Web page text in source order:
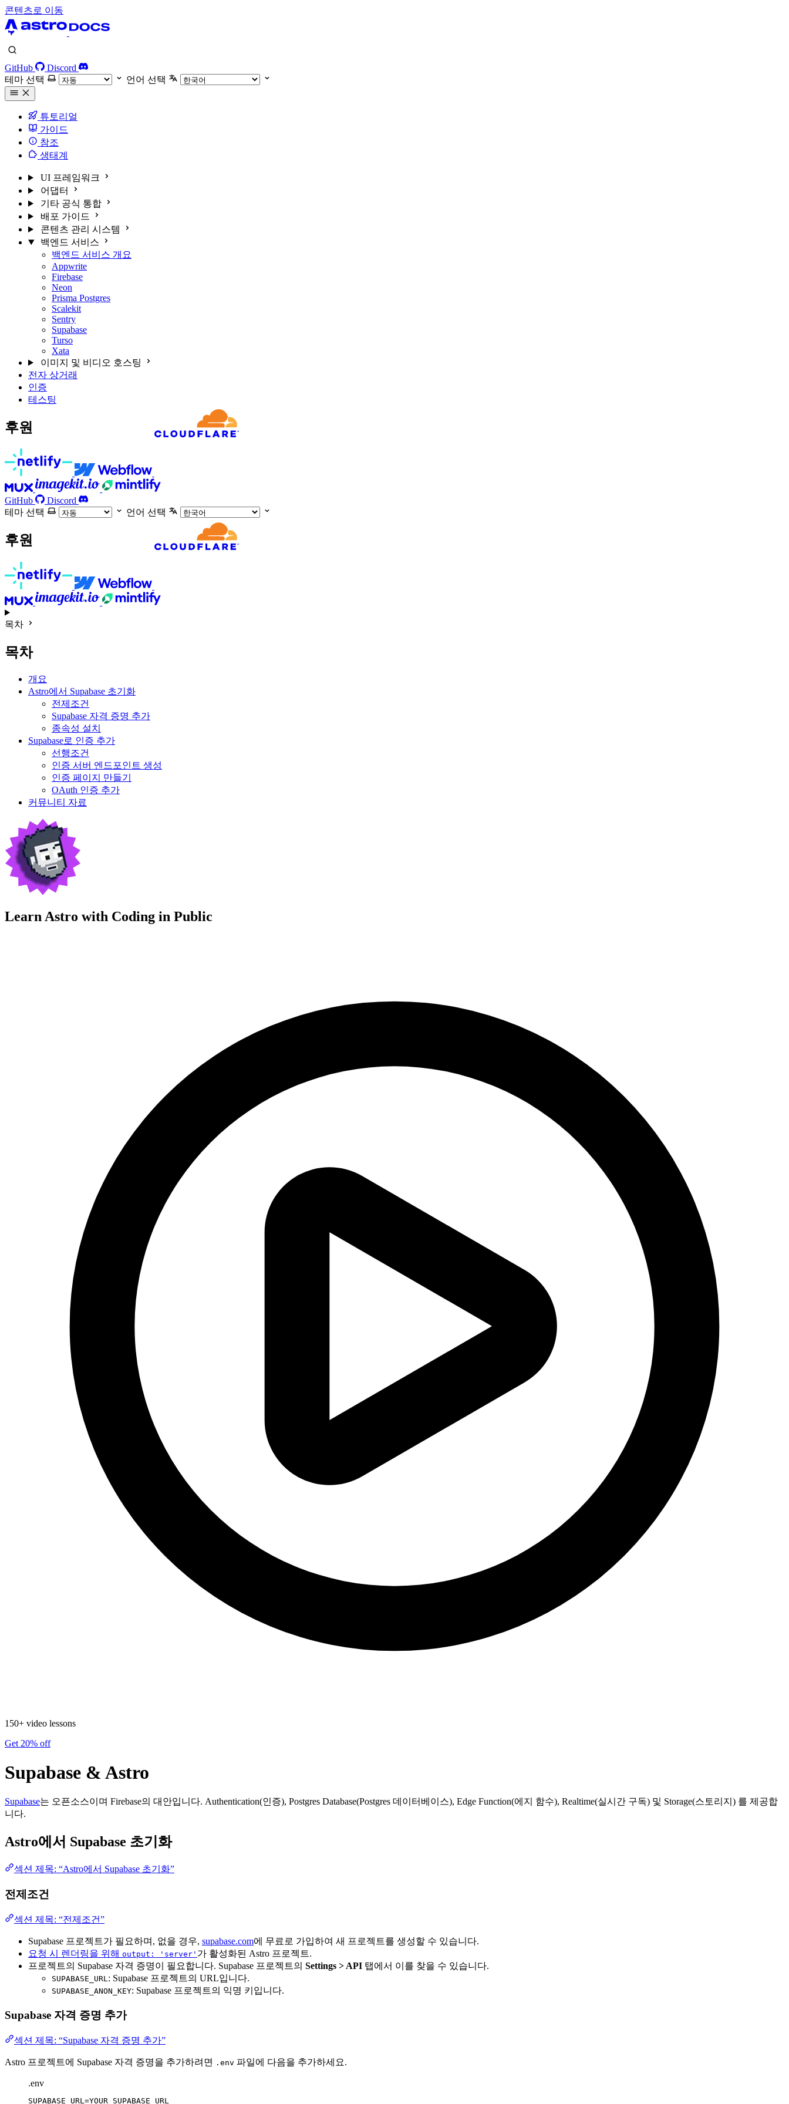
콘텐츠로 이동
GitHub
Discord
테마 선택
언어 선택
튜토리얼
가이드
참조
생태계
UI 프레임워크
어댑터
기타 공식 통합
배포 가이드
콘텐츠 관리 시스템
백엔드 서비스
백엔드 서비스 개요
Appwrite
Firebase
Neon
Prisma Postgres
Scalekit
Sentry
Supabase
Turso
Xata
이미지 및 비디오 호스팅
전자 상거래
인증
테스팅
후원
GitHub
Discord
테마 선택
언어 선택
후원
목차
목차
개요
Astro에서 Supabase 초기화
전제조건
Supabase 자격 증명 추가
종속성 설치
Supabase로 인증 추가
선행조건
인증 서버 엔드포인트 생성
인증 페이지 만들기
OAuth 인증 추가
커뮤니티 자료
Learn Astro with Coding in Public
150+ video lessons
Get 20% off
Supabase & Astro
Supabase는 오픈소스이며 Firebase의 대안입니다. Authentication(인증), Postgres Database(Postgres 데이터베이스), Edge Function(에지 함수), Realtime(실시간 구독) 및 Storage(스토리지) 를 제공합
니다.
Astro에서 Supabase 초기화
섹션 제목: “Astro에서 Supabase 초기화”
전제조건
섹션 제목: “전제조건”
Supabase 프로젝트가 필요하며, 없을 경우, supabase.com에 무료로 가입하여 새 프로젝트를 생성할 수 있습니다.
요청 시 렌더링을 위해 output: 'server' 가 활성화된 Astro 프로젝트.
프로젝트의 Supabase 자격 증명이 필요합니다. Supabase 프로젝트의 Settings > API 탭에서 이를 찾을 수 있습니다.
SUPABASE_URL : Supabase 프로젝트의 URL입니다.
SUPABASE_ANON_KEY: Supabase 프로젝트의 익명 키입니다.
Supabase 자격 증명 추가
섹션 제목: “Supabase 자격 증명 추가”
Astro 프로젝트에 Supabase 자격 증명을 추가하려면 .env 파일에 다음을 추가하세요.
.env
SUPABASE_URL =YOUR_SUPABASE_URL